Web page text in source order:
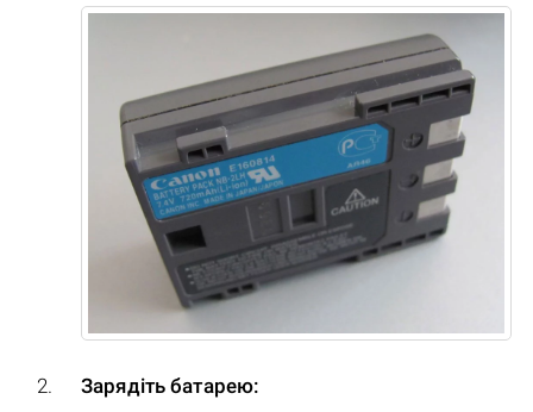
Зарядіть батарею: